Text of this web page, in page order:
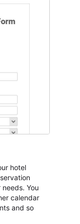
hotel
You
calendar
and so